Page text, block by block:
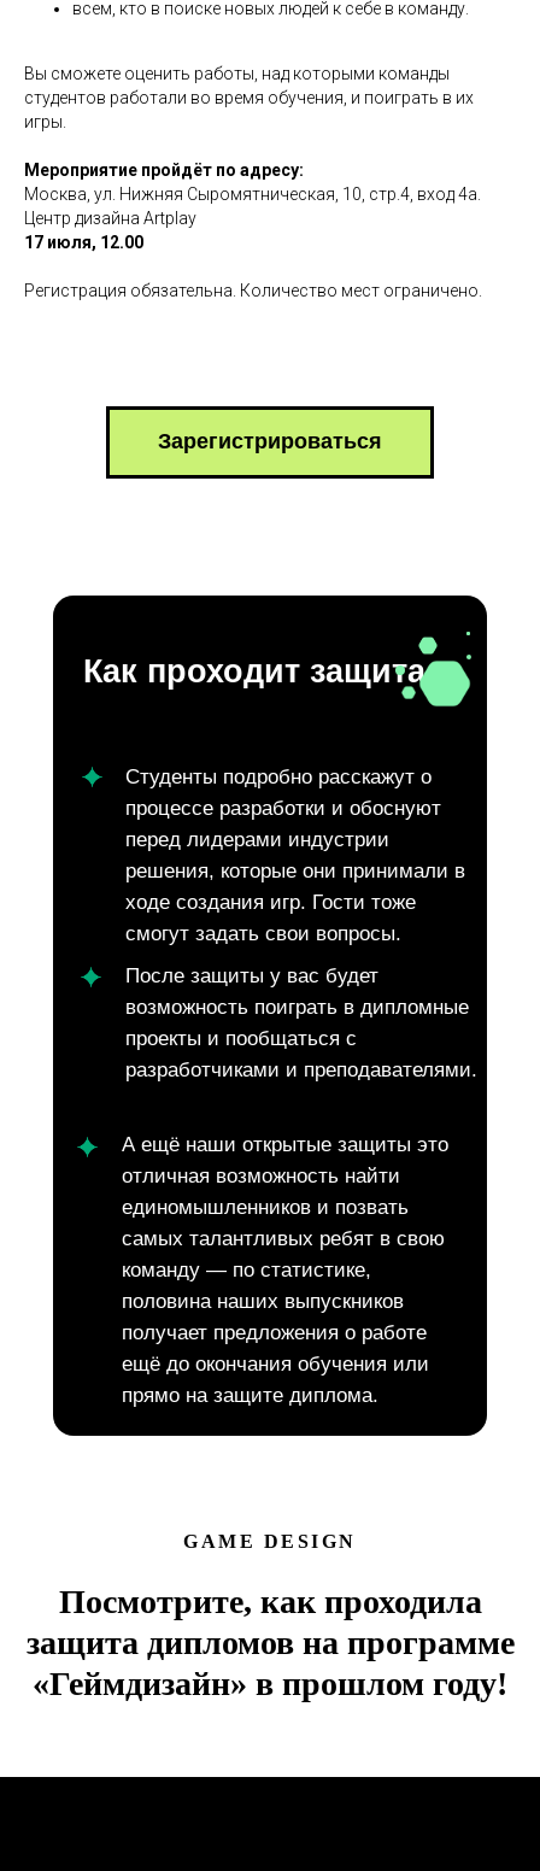
всем, кто в поиске новых людей к себе в команду.
Вы сможете оценить работы, над которыми команды
студентов работали во время обучения, и поиграть в их
игры.
Мероприятие пройдёт по адресу:
Москва, ул. Нижняя Сыромятническая, 10, стр.4, вход 4а.
Центр дизайна Artplay
17 июля, 12.00
Регистрация обязательна. Количество мест ограничено.
Зарегистрироваться
Как проходит защита
Студенты подробно расскажут о
процессе разработки и обоснуют
перед лидерами индустрии
решения, которые они принимали в
ходе создания игр. Гости тоже
смогут задать свои вопросы.
После защиты у вас будет
возможность поиграть в дипломные
проекты и пообщаться с
разработчиками и преподавателями.
А ещё наши открытые защиты это
отличная возможность найти
единомышленников и позвать
самых талантливых ребят в свою
команду — по статистике,
половина наших выпускников
получает предложения о работе
ещё до окончания обучения или
прямо на защите диплома.
GAME DESIGN
Посмотрите, как проходила
защита дипломов на программе
«Геймдизайн» в прошлом году!